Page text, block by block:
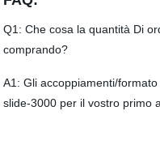
Q1: Che cosa la quantità Di
comprando?
A1: Gli accoppiamenti/
slide-3000 per il vostro primo